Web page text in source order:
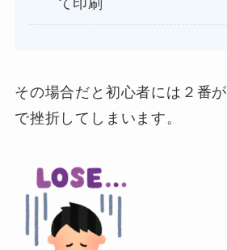
その場合だと初心者には２番
で挫折してしまいます。